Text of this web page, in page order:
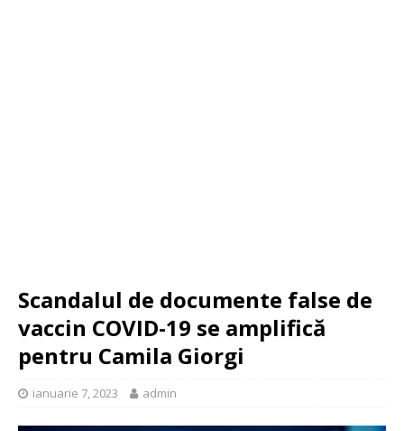
Scandalul de documente false de
vaccin COVID-19 se amplifică
pentru Camila Giorgi
ianuarie 7, 2023 admin